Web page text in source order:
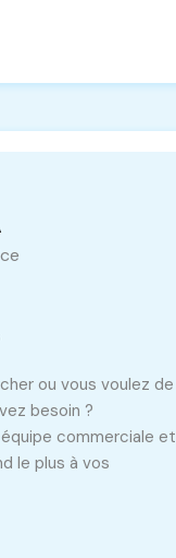
ou vous voulez de
besoin ?
commerciale et
le plus à vos